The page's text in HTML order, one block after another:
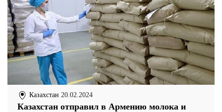
Казахстан 20.02.2024
Казахстан отправил в Армению молока и